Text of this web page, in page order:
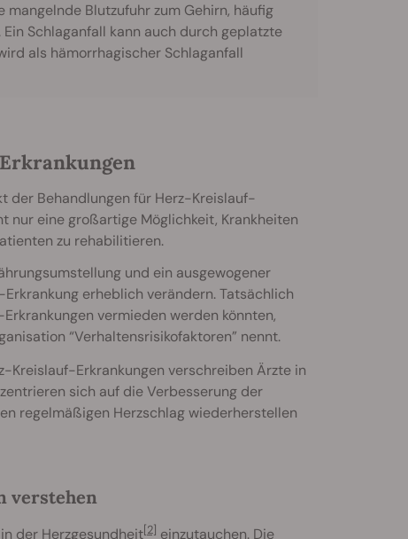
Blutzufuhr zum Gehirn, häufig
Schlaganfall kann auch durch geplatzte
als hämorrhagischer Schlaganfall
der Behandlungen für Herz-Kreislauf-
nur eine großartige Möglichkeit, Krankheiten
zu rehabilitieren.
und ein ausgewogener
erheblich verändern. Tatsächlich
vermieden werden könnten,
“Verhaltensrisikofaktoren” nennt.
Kreislauf-Erkrankungen verschreiben Ärzte in
sich auf die Verbesserung der
regelmäßigen Herzschlag wiederherstellen
verstehen
in der Herzgesundheit[2] einzutauchen. Die